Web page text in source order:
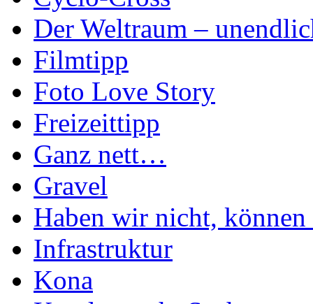
Der Weltraum –
Filmtipp
Foto Love Story
Freizeittipp
Ganz nett…
Gravel
Haben wir nicht,
Infrastruktur
Kona